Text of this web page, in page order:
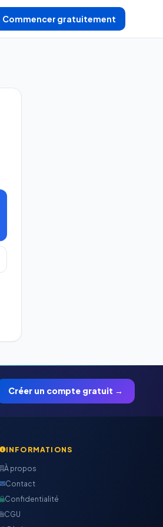
Commencer gratuitement
Créer un compte gratuit →
INFORMATIONS
À propos
Contact
Confidentialité
CGU